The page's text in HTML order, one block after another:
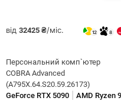
від 32425 ₴/міс. 12 8
Персональний комп`ютер
COBRA Advanced
(A795X.64.S20.59.26173)
GeForce RTX 5090
AMD Ryzen 9